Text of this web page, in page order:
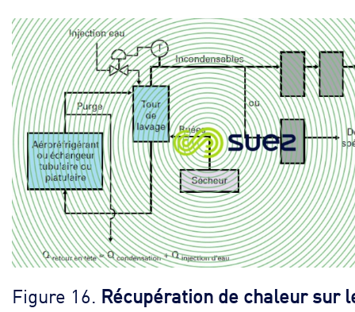
Figure 16. Récupération de chaleur sur